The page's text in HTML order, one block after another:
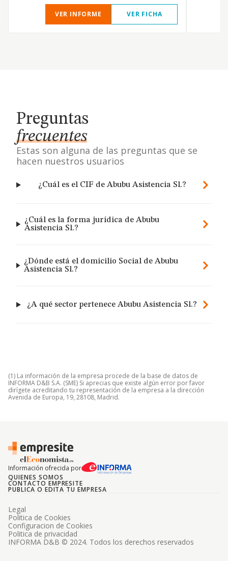
VER INFORME VER FICHA
Preguntas
frecuentes
Estas son alguna de las preguntas que se
hacen nuestros usuarios
¿Cuál es el CIF de Abubu Asistencia Sl.?
¿Cuál es la forma jurídica de Abubu
Asistencia Sl.?
¿Dónde está el domicilio Social de Abubu
Asistencia Sl.?
¿A qué sector pertenece Abubu Asistencia Sl.?
(1) La información de la empresa procede de la base de datos de
INFORMA D&B S.A. (SME) Si aprecias que existe algún error por favor
dirígete acreditando tu representación de la empresa a la dirección
Avenida de Europa, 19, 28108, Madrid.
Información ofrecida por
QUIENES SOMOS
CONTACTO EMPRESITE
PUBLICA O EDITA TU EMPRESA
INFORMA D&B © 2024. Todos los derechos reservados
Legal
Politica de Cookies
Configuracion de Cookies
Politica de privacidad